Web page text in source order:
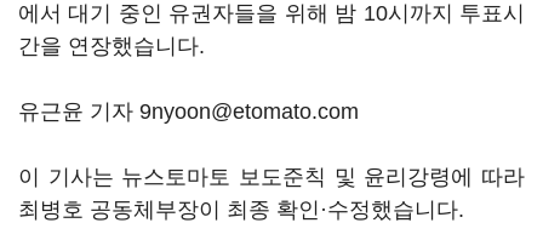
에서 대기 중인 유권자들을 위해 밤 10시까지 투표시
간을 연장했습니다.
유근윤 기자 9nyoon@etomato.com
이 기사는 뉴스토마토 보도준칙 및 윤리강령에 따라
최병호 공동체부장이 최종 확인·수정했습니다.